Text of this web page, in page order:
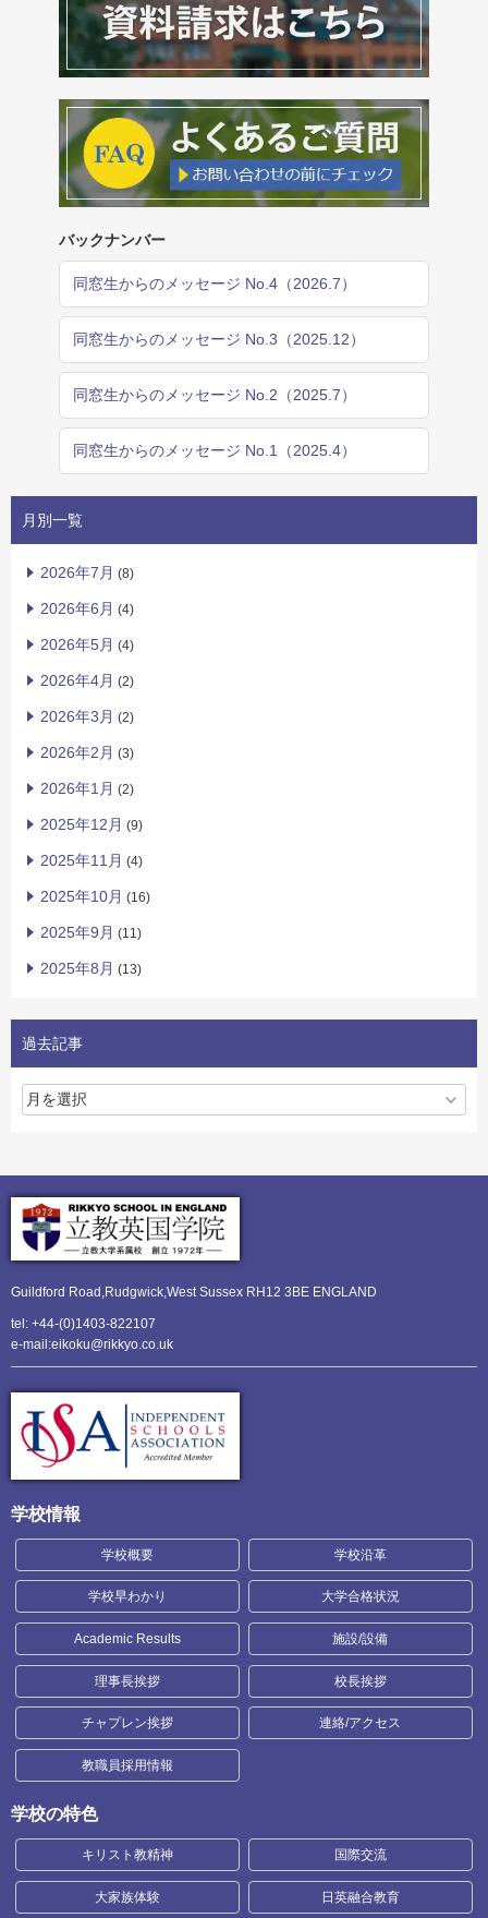
バックナンバー
同窓生からのメッセージ No.4（2026.7）
同窓生からのメッセージ No.3（2025.12）
同窓生からのメッセージ No.2（2025.7）
同窓生からのメッセージ No.1（2025.4）
月別一覧
2026年7月 (8)
2026年6月 (4)
2026年5月 (4)
2026年4月 (2)
2026年3月 (2)
2026年2月 (3)
2026年1月 (2)
2025年12月 (9)
2025年11月 (4)
2025年10月 (16)
2025年9月 (11)
2025年8月 (13)
過去記事
Guildford Road,Rudgwick,West Sussex RH12 3BE ENGLAND
tel: +44-(0)1403-822107
e-mail:eikoku@rikkyo.co.uk
学校情報
学校概要 学校沿革
学校早わかり 大学合格状況
Academic Results 施設/設備
理事長挨拶 校長挨拶
チャプレン挨拶 連絡/アクセス
教職員採用情報
学校の特色
キリスト教精神 国際交流
大家族体験 日英融合教育